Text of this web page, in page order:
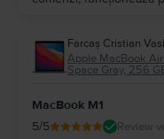
Farcaș Cristian
Apple MacBook Air
Space Gray, 256
MacBook M1
5/5 Review